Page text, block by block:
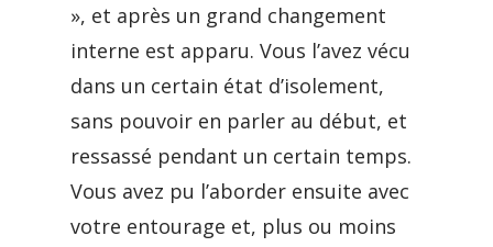
», et après un grand changement
interne est apparu. Vous l’avez vécu
dans un certain état d’isolement,
sans pouvoir en parler au début, et
ressassé pendant un certain temps.
Vous avez pu l’aborder ensuite avec
votre entourage et, plus ou moins